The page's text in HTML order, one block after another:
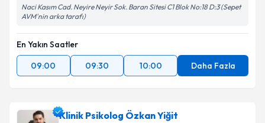
Naci Kasım Cad. Neyire Neyir Sok. Baran Sitesi C1 Blok No:18 D:3 (Sepet
AVM'nin arka tarafı)
En Yakın Saatler
09:00
09:30 10:00 Daha Fazla
Klinik Psikolog Özkan Yiğit